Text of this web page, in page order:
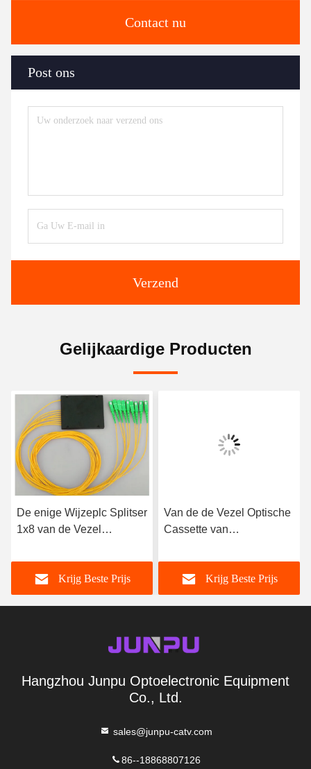
Contact nu
Post ons
Verzend
Gelijkaardige Producten
De enige Wijzeplc Splitser
1x8 van de Vezel
met Sc-APC Adapter
Krijg Beste Prijs
Van de de Vezel Optische
Cassette van
de Splitserssc de
Schakelaar1x16 ABS
Krijg Beste Prijs
Hangzhou Junpu Optoelectronic Equipment
Co., Ltd.
sales@junpu-catv.com
86--18868807126